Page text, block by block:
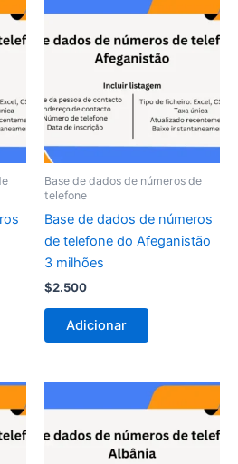
Base de dados de números de
telefone
Base de dados de números
de telefone do Afeganistão
3 milhões
$2.500
Adicionar